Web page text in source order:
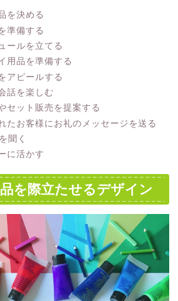
を決める
準備する
ールを立てる
用品を準備する
アピールする
話を楽しむ
セット販売を提案する
たお客様にお礼のメッセージを送る
聞く
に活かす
を際立たせるデザイン